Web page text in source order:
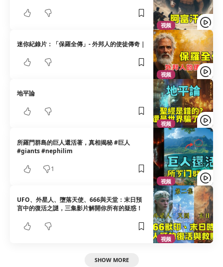
视频
视频
迷你紀錄片：「保羅全傳」- 外邦人的使徒傳奇｜
视频
地平論
视频
所羅門群島的巨人還活著，真相揭秘 #巨人
#giants #nephilim
1
视频
UFO、外星人、墮落天使、666與天堂：末日預
言中的復活之謎，三集影片解開你所有的疑惑！
SHOW MORE